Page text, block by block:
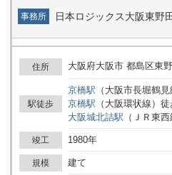
を活用し、多くの企業が活気に満
詳細についてはお問い合わせいただ
をご確認ください。このビジネス
事務所 日本ロジックス大阪東野
住所 大阪府大阪市 都島区東
駅徒歩
京橋駅 （ 大阪市長堀鶴見
京橋駅 （ 大阪環状線 ） 徒
大阪城北詰駅 （ ＪＲ東西
竣工 1980年
規模 建て